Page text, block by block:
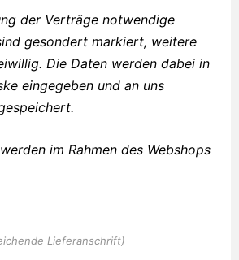
der Verträge notwendige
gesondert markiert, weitere
Die Daten werden dabei in
eingegeben und an uns
im Rahmen des Webshops
Lieferanschrift)